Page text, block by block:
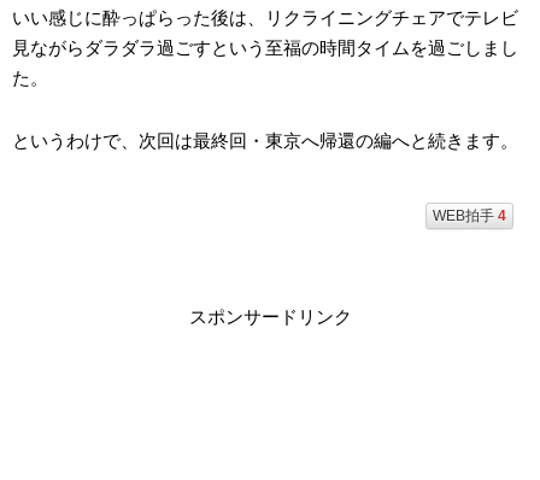
いい感じに酔っぱらった後は、リクライニングチェアでテレビ
見ながらダラダラ過ごすという至福の時間タイムを過ごしまし
た。
というわけで、次回は最終回・東京へ帰還の編へと続きます。
WEB拍手 4
スポンサードリンク